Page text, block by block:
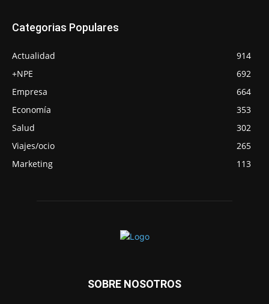
Categorias Populares
Actualidad
914
+NPE
692
Empresa
664
Economía
353
Salud
302
Viajes/ocio
265
Marketing
113
SOBRE NOSOTROS